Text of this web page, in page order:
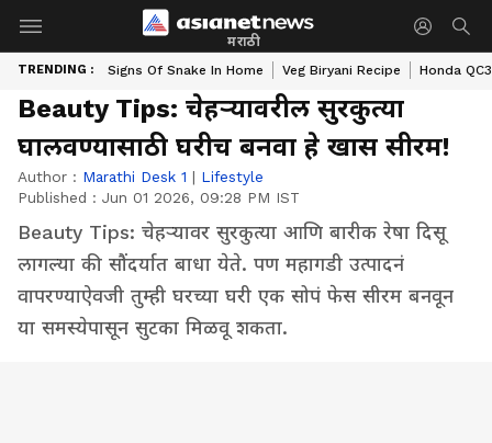
मराठी
TRENDING : Signs Of Snake In Home Veg Biryani Recipe Honda
Beauty Tips: चेहऱ्यावरील सुरकुत्या
घालवण्यासाठी घरीच बनवा हे खास सीरम!
Author : Marathi Desk 1 | Lifestyle
Published : Jun 01 2026, 09:28 PM IST
Beauty Tips: चेहऱ्यावर सुरकुत्या आणि बारीक रेषा दिसू
लागल्या की सौंदर्यात बाधा येते. पण महागडी उत्पादनं
वापरण्याऐवजी तुम्ही घरच्या घरी एक सोपं फेस सीरम बनवून
या समस्येपासून सुटका मिळवू शकता.